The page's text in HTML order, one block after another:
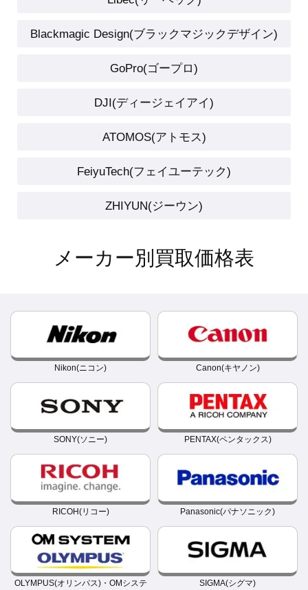
Blackmagic Design(ブラックマジックデザイン)
GoPro(ゴープロ)
DJI(ディージェイアイ)
ATOMOS(アトモス)
FeiyuTech(フェイユーテック)
ZHIYUN(ジーウン)
メーカー別買取価格表
Nikon(ニコン) Canon(キヤノン)
SONY(ソニー) PENTAX(ペンタックス)
RICOH(リコー) Panasonic(パナソニック)
OLYMPUS(オリンパス)・OMシステ
SIGMA(シグマ)